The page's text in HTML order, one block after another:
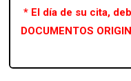
* El día de su cita,
DOCUMENTOS